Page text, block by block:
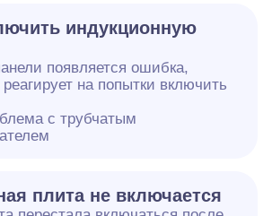
индукционную
появляется ошибка,
на попытки включить
с трубчатым
плита не включается